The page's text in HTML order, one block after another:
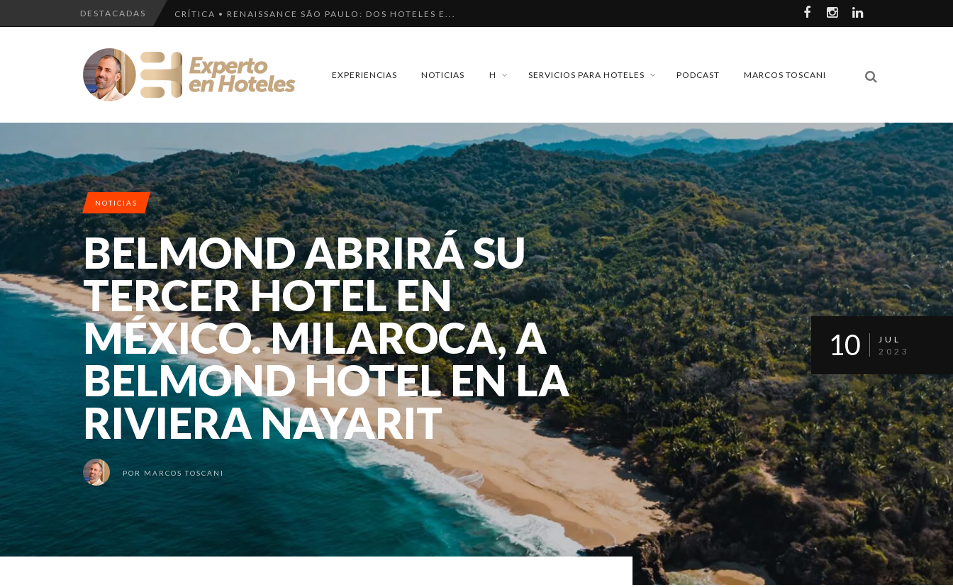
DESTACADAS CRÍTICA • RENAISSANCE SÃO PAULO: DOS HOTELES E...
LLEGA EL HOTEL W PLAYA DEL CARMEN. ¿CUÁNDO SER...
¿CUÁL ES LA DIFERENCIA HAY ENTRE HOTEL, HOSTEL...
EXPERIENCIAS NOTICIAS H SERVICIOS PARA HOTELES PODCAST MARCOS TOSCANI
NOTICIAS
BELMOND ABRIRÁ SU
TERCER HOTEL EN
MÉXICO. MILAROCA, A
BELMOND HOTEL EN LA
RIVIERA NAYARIT
POR MARCOS TOSCANI
10
JUL
2023